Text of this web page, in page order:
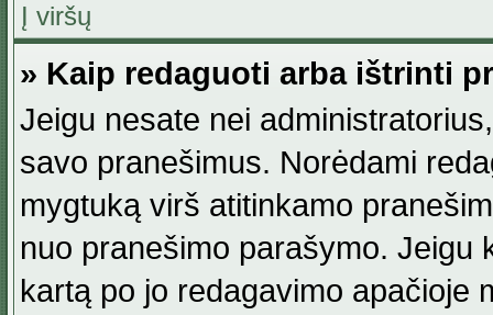
Į viršų
» Kaip redaguoti arba ištrinti
Jeigu nesate nei
savo pranešimus. Norėdami
mygtuką virš atitinkamo
nuo pranešimo parašymo. Jeigu
kartą po jo redagavimo apačioje